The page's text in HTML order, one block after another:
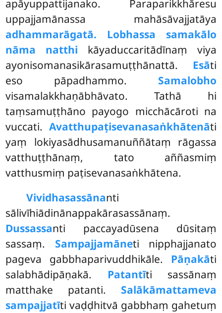
apāyuppattijanako. Paraparikkhāresu
uppajjamānassa mahāsāvajjatāya
adhammarāgatā. Lobhassa samakālo
nāma natthi kāyaduccaritādīnaṃ viya
ayonisomanasikārasamuṭṭhānattā. Esāti
eso pāpadhammo. Samalobho
visamalakkhaṇābhāvato. Tathā hi
taṃsamuṭṭhāno payogo micchācāroti na
vuccati. Avatthupaṭisevanasaṅkhātenāti
yaṃ lokiyasādhusamanuññātaṃ rāgassa
vatthuṭṭhānaṃ, tato aññasmiṃ
vatthusmiṃ paṭisevanasaṅkhātena.
Vividhasassānanti
sālivīhiādinānappakārasassānaṃ.
Dussassanti paccayadūsena dūsitaṃ
sassaṃ. Sampajjamāneti nipphajjanato
pageva gabbhaparivuddhikāle. Pāṇakāti
salabhādipāṇakā. Patantīti sassānaṃ
matthake patanti. Salākāmattameva
sampajjatīti vaḍḍhitvā gabbhaṃ gahetuṃ